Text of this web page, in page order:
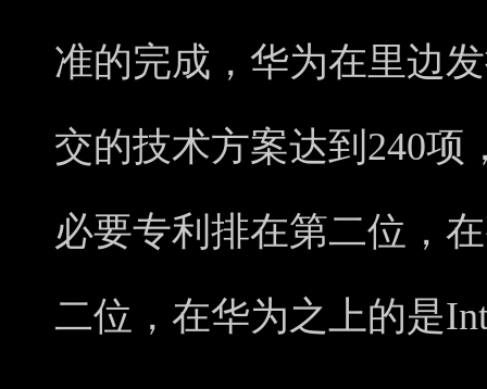
准的完成，华为在里边
交的技术方案达到240项
必要专利排在第二位，
二位，在华为之上的是